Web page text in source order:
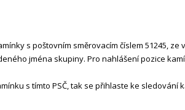
s poštovním směrovacím číslem 51245, ze
jména skupiny. Pro nahlášení pozice
s tímto PSČ, tak se přihlaste ke sledování